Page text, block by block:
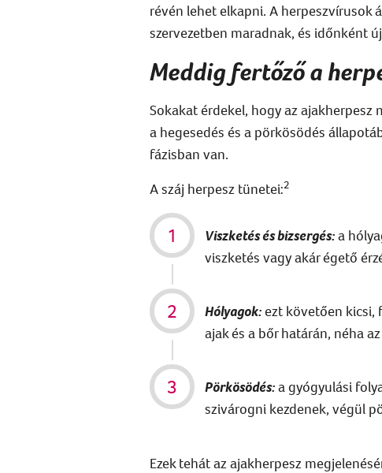
révén lehet elkapni. A herpeszvírusok
szervezetben maradnak, és időnként
Meddig fertőző a
Sokakat érdekel, hogy az ajakherpesz
a hegesedés és a pörkösödés
fázisban van.
Aszáj herpesz tünetei:2
Viszketés és bizsergés:a
viszketés vagy akár égető
Hólyagok:ezt követően kicsi,
ajak és a bőr határán, néha
Pörkösödés:a gyógyulási
szivárogni kezdenek, végül
Ezek tehátaz ajakherpesz